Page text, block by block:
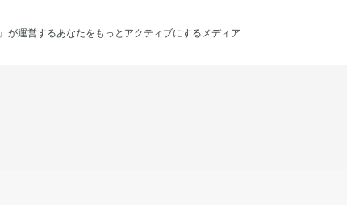
』が運営するあなたをもっとアクティブにするメディア